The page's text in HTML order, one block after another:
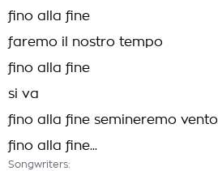
fino alla fine
faremo il nostro tempo
fino alla fine
si va
fino alla fine semineremo vento
fino alla fine...
Songwriters: